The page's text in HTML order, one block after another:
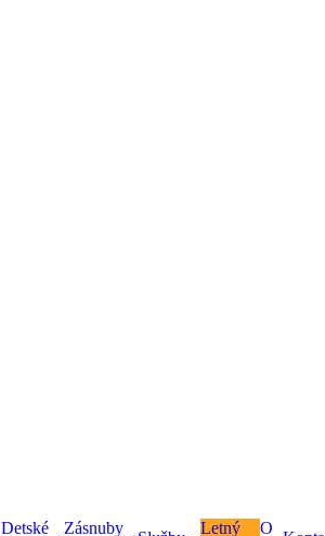
Detské
Zásnuby
Letný
O